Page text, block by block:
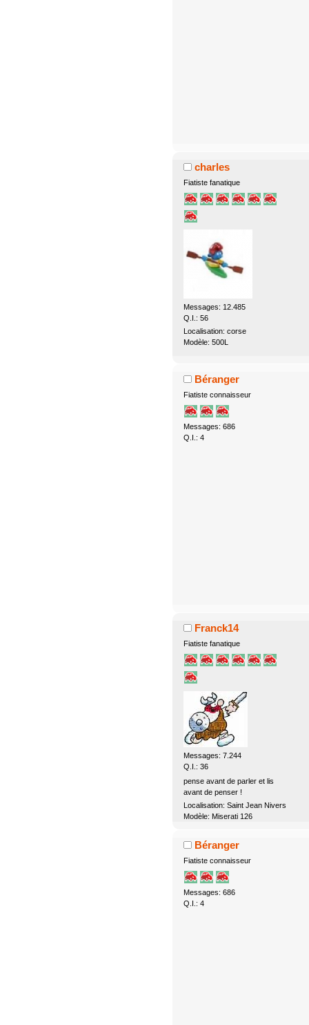
charles
Fiatiste fanatique
Messages: 12.485
Q.I.: 56
Localisation: corse
Modèle: 500L
Béranger
Fiatiste connaisseur
Messages: 686
Q.I.: 4
Franck14
Fiatiste fanatique
Messages: 7.244
Q.I.: 36
pense avant de parler et lis
avant de penser !
Localisation: Saint Jean Nivers
Modèle: Miserati 126
Béranger
Fiatiste connaisseur
Messages: 686
Q.I.: 4